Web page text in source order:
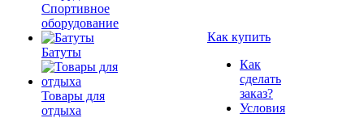
Спортивное
оборудование
Батуты
Товары для
отдыха
Как купить
Как
сделать
заказ?
Условия